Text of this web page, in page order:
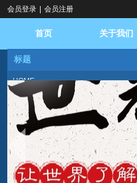
标题
HOME
ABOUT US
NEWS
DOCTOR
BROADCAST
DATABASE
会员登录 会员注册
首页 关于我们